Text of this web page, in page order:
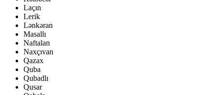
Laçın
Lerik
Lənkəran
Masallı
Naftalan
Naxçıvan
Qazax
Quba
Qubadlı
Qusar